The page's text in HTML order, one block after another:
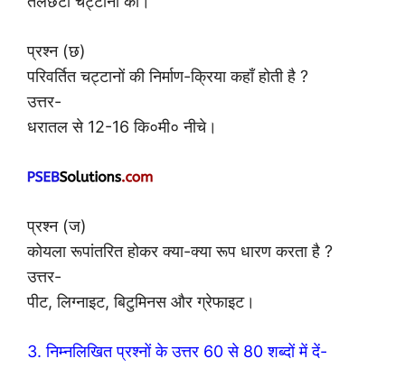
प्रश्न (छ)
परिवर्तित चट्टानों की निर्माण-क्रिया कहाँ होती है ?
उत्तर-
धरातल से 12-16 कि०मी० नीचे।
प्रश्न (ज)
कोयला रूपांतरित होकर क्या-क्या रूप धारण करता है ?
उत्तर-
पीट, लिग्नाइट, बिटुमिनस और ग्रेफाइट।
3. निम्नलिखित प्रश्नों के उत्तर 60 से 80 शब्दों में दें-